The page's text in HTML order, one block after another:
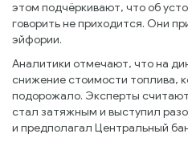
этом подчёркивают, что об
говорить не приходится. Они
эйфории.
Аналитики отмечают, что на
снижение стоимости топлива,
подорожало. Эксперты
стал затяжным и выступил
и предполагал Центральный